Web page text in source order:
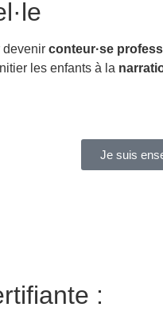
devenir conteur·se
les enfants à la
Je suis
: